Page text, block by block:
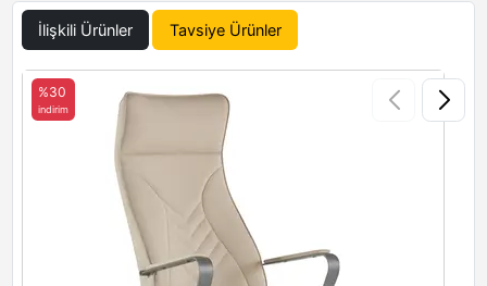
İlişkili Ürünler Tavsiye Ürünler
%30
indirim